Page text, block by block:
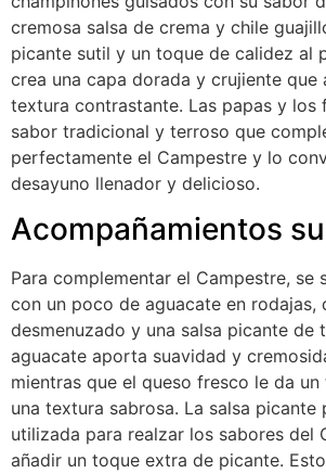
cremosa salsa de crema y chile
picante sutil y un toque de calidez al
crea una capa dorada y crujiente que
textura contrastante. Las papas y los
sabor tradicional y terroso que
perfectamente el Campestre y lo
desayuno llenador y delicioso.
Acompañamientos
Para complementar el Campestre, se
con un poco de aguacate en rodajas,
desmenuzado y una salsa picante de
aguacate aporta suavidad y
mientras que el queso fresco le da
una textura sabrosa. La salsa picante
utilizada para realzar los sabores del
añadir un toque extra de picante.